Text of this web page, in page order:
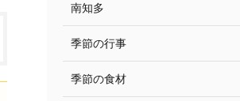
南知多
季節の行事
季節の食材